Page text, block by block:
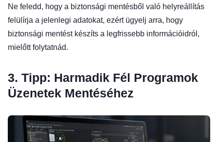
Ne feledd, hogy a biztonsági mentésből való helyreállítás
felülírja a jelenlegi adatokat, ezért ügyelj arra, hogy
biztonsági mentést készíts a legfrissebb információidról,
mielőtt folytatnád.
3. Tipp: Harmadik Fél Programok
Üzenetek Mentéséhez